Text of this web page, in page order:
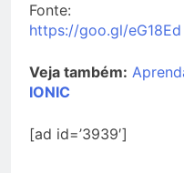
Fonte:
https://goo.gl/eG18Ed
Veja também:
IONIC
[ad id=’3939′]